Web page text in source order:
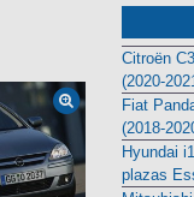
Citroën
(2020-
Fiat
(2018-
Hyundai
plazas